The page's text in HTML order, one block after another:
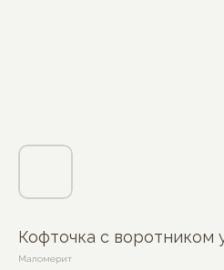
Кофточка с воротником
Маломерит